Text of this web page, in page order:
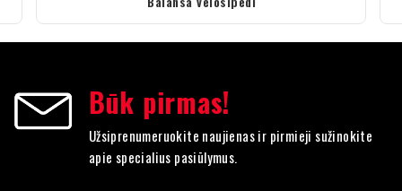
Būk pirmas!
Užsiprenumeruokite naujienas ir pirmieji sužinokite
apie specialius pasiūlymus.